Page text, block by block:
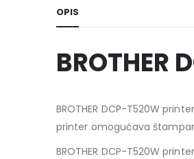
OPIS
BROTHER DCP-T520W
printer omogućava
BROTHER DCP-T520W